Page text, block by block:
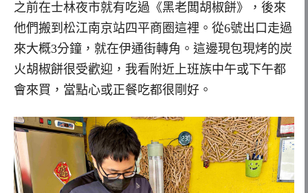
之前在士林夜市就有吃過《黑老闆胡椒餅》，後來
他們搬到松江南京站四平商圈這裡。從6號出口走過
來大概3分鐘，就在伊通街轉角。這邊現包現烤的炭
火胡椒餅很受歡迎，我看附近上班族中午或下午都
會來買，當點心或正餐吃都很剛好。